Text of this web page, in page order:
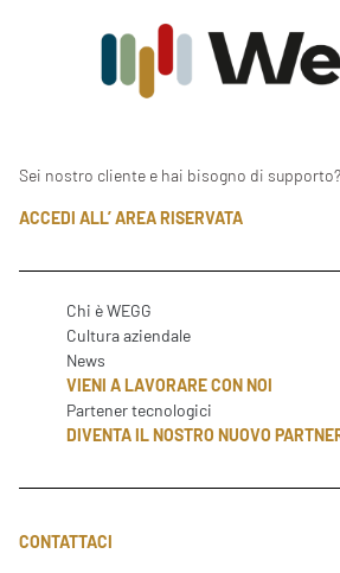
Sei nostro cliente e hai bisogno di supporto?
ACCEDI ALL’ AREA RISERVATA
Chi è WEGG
Cultura aziendale
News
VIENI A LAVORARE CON NOI
Partener tecnologici
DIVENTA IL NOSTRO NUOVO
CONTATTACI